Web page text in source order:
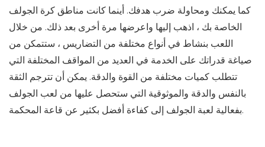
كما يمكنك ومحاولة ضرب هدفك. أينما كانت مناطق كرة الجولف
الخاصة بك ، اذهب إليها واعرضها مرة أخرى بعد ذلك. من خلال
اللعب بنشاط في أنواع مختلفة من التضاريس ، ستتمكن من
صياغة قدراتك على الخدمة في العديد من المواقف المختلفة التي
تتطلب كميات مختلفة من القوة والدقة. يمكن أن تترجم الثقة
بالنفس والدقة والموثوقية التي ستحصل عليها من لعب الجولف
بفعالية لعبة الجولف إلى كفاءة أفضل بكثير عن قاعة المحكمة.